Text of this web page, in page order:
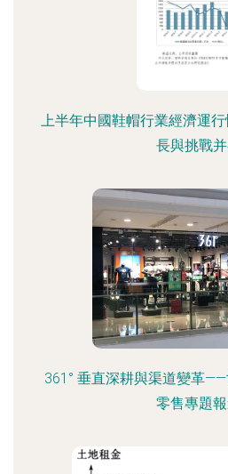
上半年中國鞋帽行業經濟運
長與挑戰
361° 垂直深耕與渠道變革
零售專題